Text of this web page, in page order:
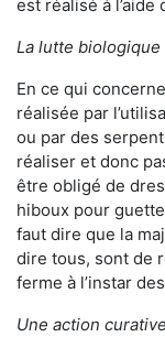
est réalisé à l’aide
La lutte biologique
En ce qui
réalisée par
ou par des
réaliser et donc
être obligé de
hiboux pour
faut dire que la
dire tous, sont de
ferme à l’instar
Une action